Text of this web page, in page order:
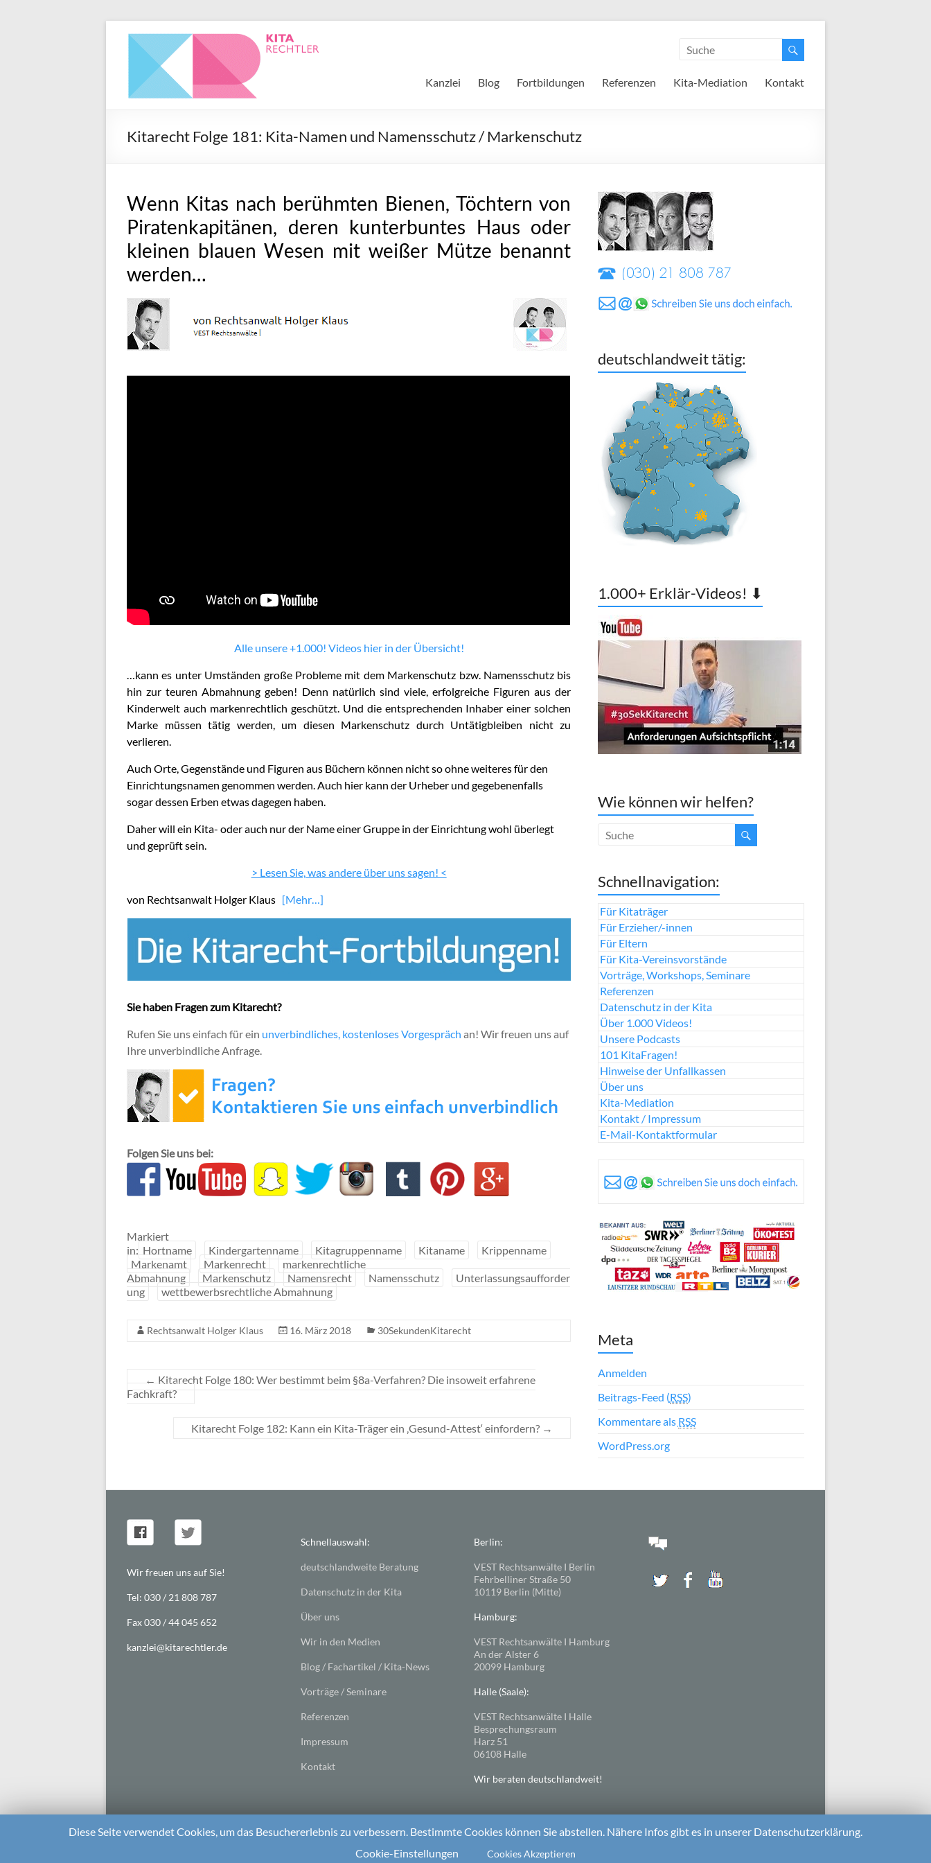
Kanzlei Blog Fortbildungen Referenzen Kita-Mediation Kontakt
Kitarecht Folge 181: Kita-Namen und Namensschutz / Markenschutz
Wenn Kitas nach berühmten Bienen, Töchtern von
Piratenkapitänen, deren kunterbuntes Haus oder
kleinen blauen Wesen mit weißer Mütze benannt
werden…
Alle unsere +1.000! Videos hier in der Übersicht!
…kann es unter Umständen große Probleme mit dem Markenschutz bzw. Namensschutz bis
hin zur teuren Abmahnung geben! Denn natürlich sind viele, erfolgreiche Figuren aus der
Kinderwelt auch markenrechtlich geschützt. Und die entsprechenden Inhaber einer solchen
Marke müssen tätig werden, um diesen Markenschutz durch Untätigbleiben nicht zu
verlieren.
Auch Orte, Gegenstände und Figuren aus Büchern können nicht so ohne weiteres für den
Einrichtungsnamen genommen werden. Auch hier kann der Urheber und gegebenenfalls
sogar dessen Erben etwas dagegen haben.
Daher will ein Kita- oder auch nur der Name einer Gruppe in der Einrichtung wohl überlegt
und geprüft sein.
> Lesen Sie, was andere über uns sagen! <
von Rechtsanwalt Holger Klaus [Mehr…]
Sie haben Fragen zum Kitarecht?
Rufen Sie uns einfach für ein unverbindliches, kostenloses Vorgespräch an! Wir freuen uns auf
Ihre unverbindliche Anfrage.
Folgen Sie uns bei:
Markiert
in: Hortname Kindergartenname Kitagruppenname Kitaname
Krippenname
Markenamt
Markenrecht
markenrechtliche
Abmahnung
Markenschutz Namensrecht Namensschutz
Unterlassungsaufforder
ung
wettbewerbsrechtliche Abmahnung
Rechtsanwalt Holger Klaus 16. März 2018 30SekundenKitarecht
← Kitarecht Folge 180: Wer bestimmt beim §8a-Verfahren? Die insoweit erfahrene
Fachkraft?
Kitarecht Folge 182: Kann ein Kita-Träger ein ‚Gesund-Attest‘ einfordern? →
deutschlandweit tätig:
1.000+ Erklär-Videos! ⬇
Wie können wir helfen?
Schnellnavigation:
Für Kitaträger
Für Erzieher/-innen
Für Eltern
Für Kita-Vereinsvorstände
Vorträge, Workshops, Seminare
Referenzen
Datenschutz in der Kita
Über 1.000 Videos!
Unsere Podcasts
101 KitaFragen!
Hinweise der Unfallkassen
Über uns
Kita-Mediation
Kontakt / Impressum
E-Mail-Kontaktformular
Meta
Anmelden
Beitrags-Feed (RSS)
Kommentare als RSS
WordPress.org
Wir freuen uns auf Sie!
Tel: 030 / 21 808 787
Fax 030 / 44 045 652
kanzlei@kitarechtler.de
Schnellauswahl:
deutschlandweite Beratung
Datenschutz in der Kita
Über uns
Wir in den Medien
Blog / Fachartikel / Kita-News
Vorträge / Seminare
Referenzen
Impressum
Kontakt
Berlin:
VEST Rechtsanwälte I Berlin
Fehrbelliner Straße 50
10119 Berlin (Mitte)
Hamburg:
VEST Rechtsanwälte I Hamburg
An der Alster 6
20099 Hamburg
Halle (Saale):
VEST Rechtsanwälte I Halle
Besprechungsraum
Harz 51
06108 Halle
Wir beraten deutschlandweit!
Diese Seite verwendet Cookies, um das Besuchererlebnis zu verbessern. Bestimmte Cookies können Sie abstellen. Nähere Infos gibt es in unserer Datenschutzerklärung.
Cookie-Einstellungen
Cookies Akzeptieren